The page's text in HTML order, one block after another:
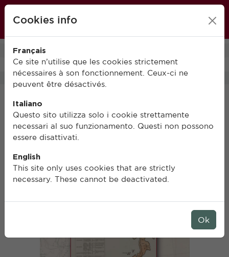
Cookies info
Français
Ce site n’utilise que les cookies strictement
nécessaires à son fonctionnement. Ceux-ci ne
peuvent être désactivés.
Italiano
Questo sito utilizza solo i cookie strettamente
necessari al suo funzionamento. Questi non possono
essere disattivati.
English
This site only uses cookies that are strictly
necessary. These cannot be deactivated.
Ok